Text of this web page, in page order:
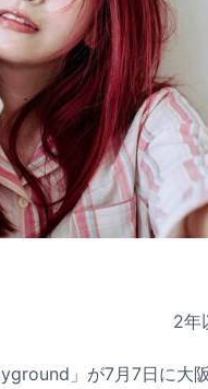
2年
」が7月7日に大